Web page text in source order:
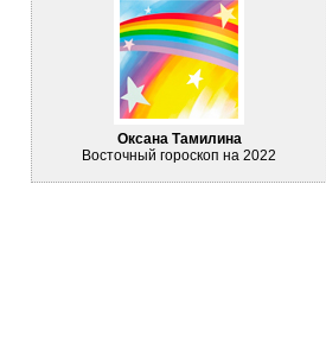
Оксана Тамилина
Восточный гороскоп на 2022